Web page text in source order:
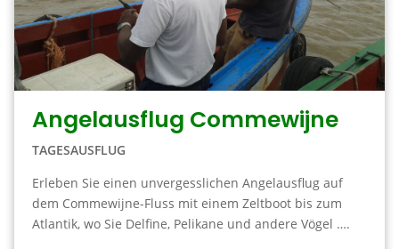
Angelausflug Commewijne
TAGESAUSFLUG
Erleben Sie einen unvergesslichen Angelausflug auf
dem Commewijne-Fluss mit einem Zeltboot bis zum
Atlantik, wo Sie Delfine, Pelikane und andere Vögel ….